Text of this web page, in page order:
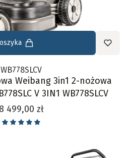
WB778SLCV
Weibang 3in1 2-nożowa
V 3IN1 WB778SLCV
Cena
8 499,00 zł